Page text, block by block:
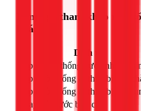
Bảng giá tham khảo một
khác
Dịch vụ
Lắp đặt hệ thống nước nhà vệ
Lắp đường ống & thiết bị rửa
Lắp đường ống & thiết bị gia
Thay két nước bồn cầu